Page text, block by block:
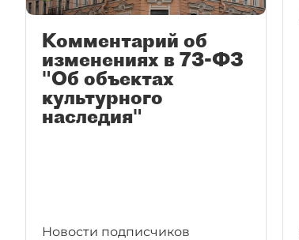
Комментарий об
изменениях в 73-ФЗ
"Об объектах
культурного
наследия"
Новости подписчиков